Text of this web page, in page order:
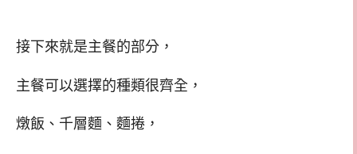
接下來就是主餐的部分，
主餐可以選擇的種類很齊全，
燉飯、千層麵、麵捲，